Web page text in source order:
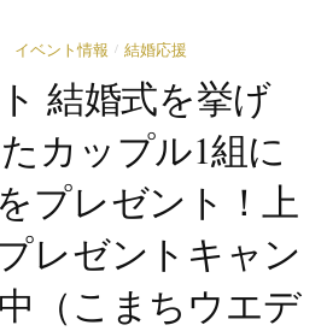
イベント情報 / 結婚応援
結婚式を挙げ
カップル1組に
プレゼント！上
レゼントキャン
（こまちウエデ